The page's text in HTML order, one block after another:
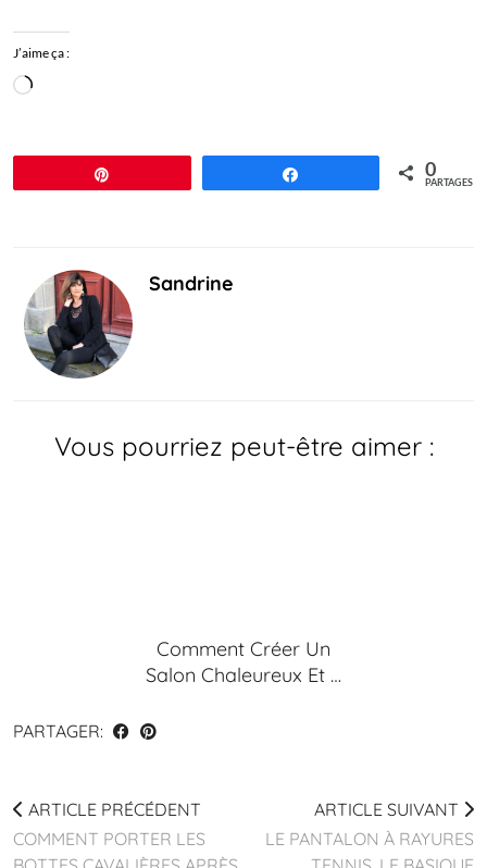
J’aime ça :
Chargement…
0
PARTAGES
Sandrine
Vous pourriez peut-être aimer :
Comment Créer Un
Salon Chaleureux Et …
PARTAGER:
ARTICLE PRÉCÉDENT
COMMENT PORTER LES
ARTICLE SUIVANT
LE PANTALON À RAYURES